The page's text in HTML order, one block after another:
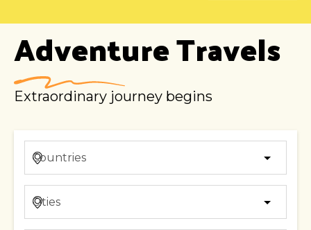
AdventureTravels
Extraordinary journey begins